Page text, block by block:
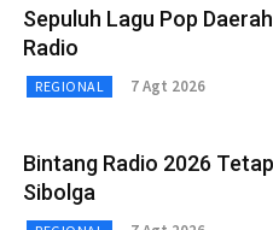
Sepuluh Lagu Pop
Radio
REGIONAL 7 Agt 2026
Bintang Radio 2026
Sibolga